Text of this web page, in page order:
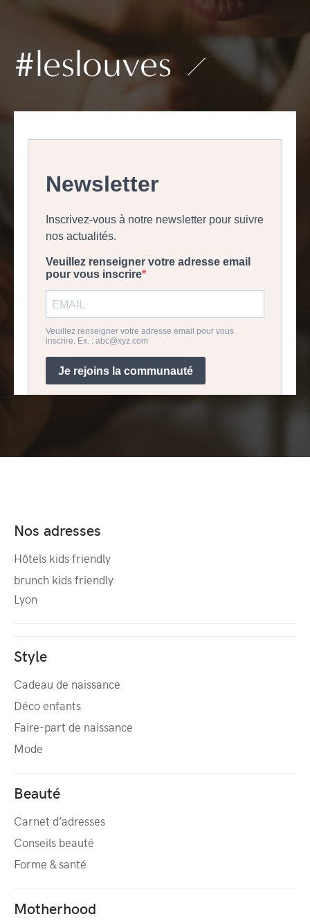
#leslouves
Nos adresses
Hôtels kids friendly
brunch kids friendly
Lyon
Style
Cadeau de naissance
Déco enfants
Faire-part de naissance
Mode
Beauté
Carnet d’adresses
Conseils beauté
Forme & santé
Motherhood